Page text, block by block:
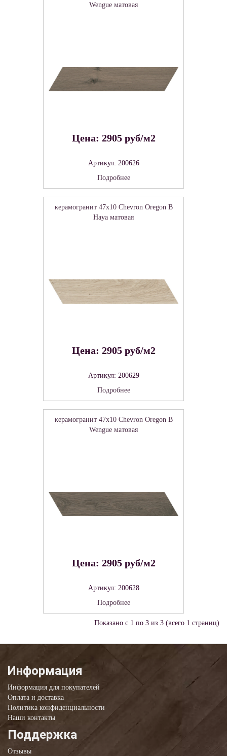
Wengue матовая
Цена: 2905 руб/м2
Артикул: 200626
Подробнее
керамогранит 47x10 Chevron Oregon B
Haya матовая
Цена: 2905 руб/м2
Артикул: 200629
Подробнее
керамогранит 47x10 Chevron Oregon B
Wengue матовая
Цена: 2905 руб/м2
Артикул: 200628
Подробнее
Показано с 1 по 3 из 3 (всего 1 страниц)
Информация
Информация для покупателей
Оплата и доставка
Политика конфиденциальности
Наши контакты
Поддержка
Отзывы